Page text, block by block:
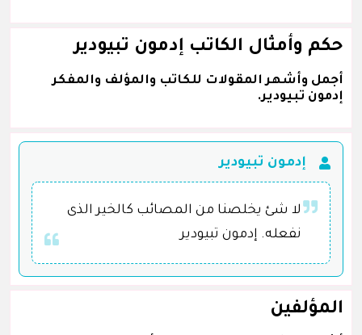
حكم وأمثال الكاتب إدمون تبيودير
أجمل وأشهر المقولات للكاتب والمؤلف والمفكر
إدمون تبيودير.
إدمون تبيودير
لا شئ يخلصنا من المصائب كالخير الذى
نفعله. إدمون تبيودير
المؤلفين